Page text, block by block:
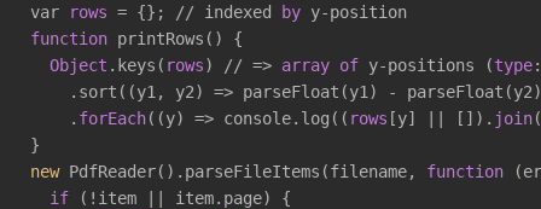
var
rows = {}; // indexed by
function printRows() {
Object .keys( rows) // => array of y-positions (type
.sort((y1, y2) => parseFloat(y1) -
    .
forEach((y) => console.log(( rows [y] || []). join
new PdfReader().parseFileItems(filename, function
if (!item || item.page) {